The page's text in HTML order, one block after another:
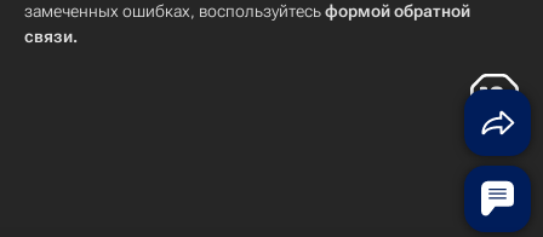
замеченных ошибках, воспользуйтесьформой обратной
связи.